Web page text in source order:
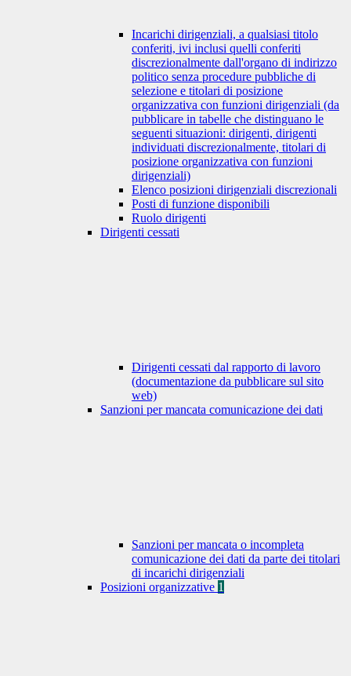
Incarichi dirigenziali, a qualsiasi titolo
conferiti, ivi inclusi quelli conferiti
discrezionalmente dall'organo di indirizzo
politico senza procedure pubbliche di
selezione e titolari di posizione
organizzativa con funzioni dirigenziali (da
pubblicare in tabelle che distinguano le
seguenti situazioni: dirigenti, dirigenti
individuati discrezionalmente, titolari di
posizione organizzativa con funzioni
dirigenziali)
Elenco posizioni dirigenziali discrezionali
Posti di funzione disponibili
Ruolo dirigenti
Dirigenti cessati
Dirigenti cessati dal rapporto di lavoro
(documentazione da pubblicare sul sito
web)
Sanzioni per mancata comunicazione dei dati
Sanzioni per mancata o incompleta
comunicazione dei dati da parte dei titolari
di incarichi dirigenziali
Posizioni organizzative 1